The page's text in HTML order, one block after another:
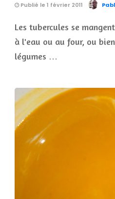
Publié le 1 février 2011
Les tubercules se
à l'eau ou au four, ou
légumes …